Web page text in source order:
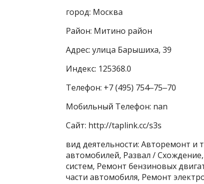
город: Москва
Район: Митино район
Адрес: улица Барышиха, 39
Индекс: 125368.0
Телефон: +7 (495) 754‒75‒70
Мобильный Телефон: nan
Сайт: http://taplink.cc/s3s
вид деятельности: Авторемонт и
автомобилей, Развал /
систем, Ремонт бензиновых
части автомобиля, Ремонт